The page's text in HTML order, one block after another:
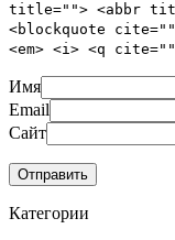
title=""> <abbr
<blockquote
<em> <i> <q
Имя
Email
Сайт
Категории